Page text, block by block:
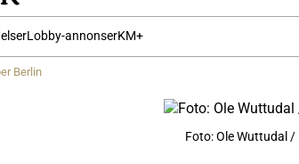
Lobby-annonserKM+
Berlin
Foto: Ole Wuttudal /